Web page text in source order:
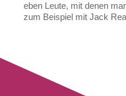
eben Leute, mit denen
zum Beispiel mit Jack